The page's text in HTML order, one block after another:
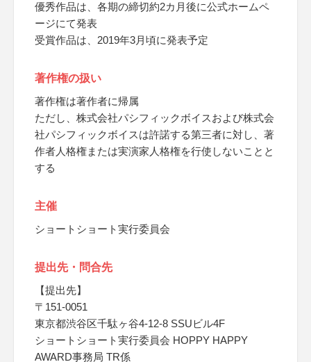
優秀作品は、各期の締切約2カ月後に公式ホームペ
ージにて発表
受賞作品は、2019年3月頃に発表予定
著作権の扱い
著作権は著作者に帰属
ただし、株式会社パシフィックボイスおよび株式会
社パシフィックボイスは許諾する第三者に対し、著
作者人格権または実演家人格権を行使しないことと
する
主催
ショートショート実行委員会
提出先・問合先
【提出先】
〒151-0051
東京都渋谷区千駄ヶ谷4-12-8 SSUビル4F
ショートショート実行委員会 HOPPY HAPPY
AWARD事務局 TR係